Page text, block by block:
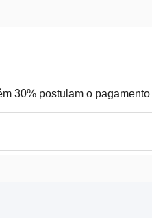
30% postulam o pagamento